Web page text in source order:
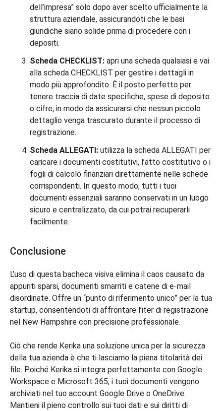
dell’impresa” solo dopo aver scelto ufficialmente la
struttura aziendale, assicurandoti che le basi
giuridiche siano solide prima di procedere con i
depositi.
Scheda CHECKLIST: apri una scheda qualsiasi e vai
alla scheda CHECKLIST per gestire i dettagli in
modo più approfondito. È il posto perfetto per
tenere traccia di date specifiche, spese di deposito
o cifre, in modo da assicurarsi che nessun piccolo
dettaglio venga trascurato durante il processo di
registrazione.
Scheda ALLEGATI: utilizza la scheda ALLEGATI per
caricare i documenti costitutivi, l’atto costitutivo o i
fogli di calcolo finanziari direttamente nelle schede
corrispondenti. In questo modo, tutti i tuoi
documenti essenziali saranno conservati in un luogo
sicuro e centralizzato, da cui potrai recuperarli
facilmente.
Conclusione
L’uso di questa bacheca visiva elimina il caos causato da
appunti sparsi, documenti smarriti e catene di e-mail
disordinate. Offre un “punto di riferimento unico” per la tua
startup, consentendoti di affrontare l’iter di registrazione
nel New Hampshire con precisione professionale.
Ciò che rende Kerika una soluzione unica per la sicurezza
della tua azienda è che ti lasciamo la piena titolarità dei
file. Poiché Kerika si integra perfettamente con Google
Workspace e Microsoft 365, i tuoi documenti vengono
archiviati nel tuo account Google Drive o OneDrive.
Mantieni il pieno controllo sui tuoi dati e sui diritti di